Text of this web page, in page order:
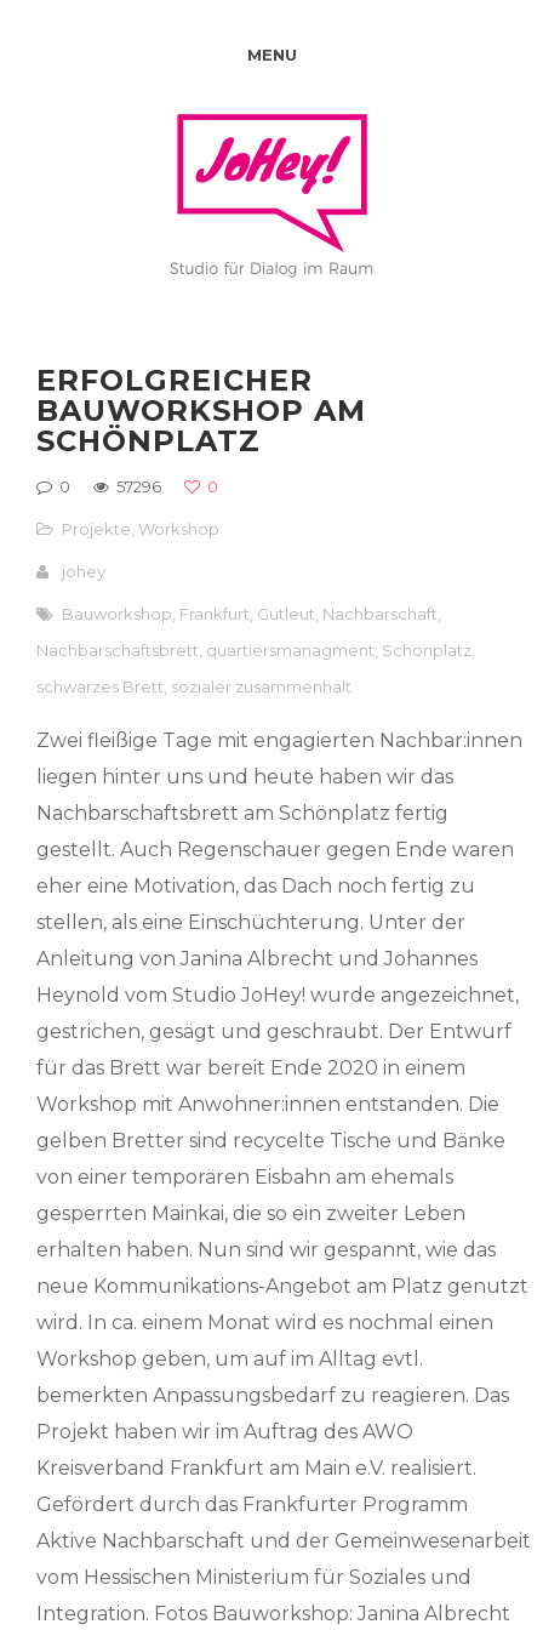
MENU
ERFOLGREICHER
BAUWORKSHOP AM
SCHÖNPLATZ
0 57296 0
Projekte ,Workshop
johey
Bauworkshop Frankfurt Gutleut Nachbarschaft
Nachbarschaftsbrett quartiersmanagment Schönplatz
schwarzes Brett sozialer zusammenhalt
Zwei fleißige Tage mit engagierten Nachbar:innen
liegen hinter uns und heute haben wir das
Nachbarschaftsbrett am Schönplatz fertig
gestellt. Auch Regenschauer gegen Ende waren
eher eine Motivation, das Dach noch fertig zu
stellen, als eine Einschüchterung. Unter der
Anleitung von Janina Albrecht und Johannes
Heynold vom Studio JoHey! wurde angezeichnet,
gestrichen, gesägt und geschraubt. Der Entwurf
für das Brett war bereit Ende 2020 in einem
Workshop mit Anwohner:innen entstanden. Die
gelben Bretter sind recycelte Tische und Bänke
von einer temporären Eisbahn am ehemals
gesperrten Mainkai, die so ein zweiter Leben
erhalten haben. Nun sind wir gespannt, wie das
neue Kommunikations-Angebot am Platz genutzt
wird. In ca. einem Monat wird es nochmal einen
Workshop geben, um auf im Alltag evtl.
bemerkten Anpassungsbedarf zu reagieren. Das
Projekt haben wir im Auftrag des AWO
Kreisverband Frankfurt am Main e.V. realisiert.
Gefördert durch das Frankfurter Programm
Aktive Nachbarschaft und der Gemeinwesenarbeit
vom Hessischen Ministerium für Soziales und
Integration. Fotos Bauworkshop: Janina Albrecht